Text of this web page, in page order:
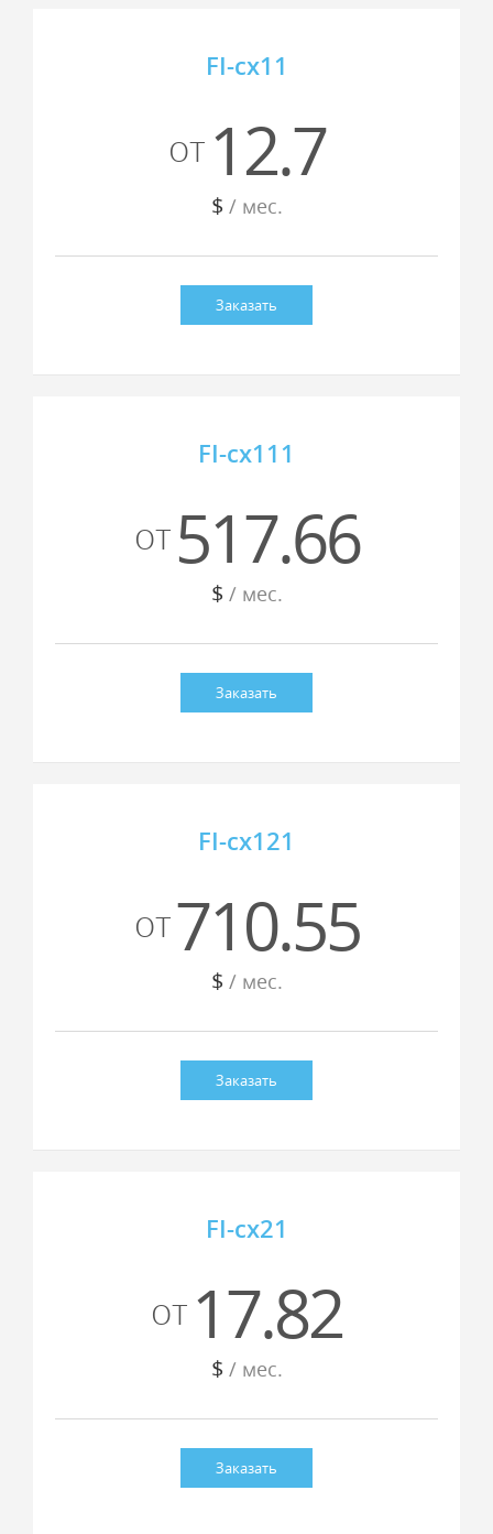
FI-cx11
от 12.7
$ / мес.
Заказать
FI-cx111
от517.66
$ / мес.
Заказать
FI-cx121
от710.55
$ / мес.
Заказать
FI-cx21
от 17.82
$ / мес.
Заказать